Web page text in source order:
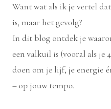
Want wat als ik je vertel
is, maar het gevolg?
In dit blog ontdek je
een valkuil is (vooral als je
doen om je lijf, je energie
– op jouw tempo.